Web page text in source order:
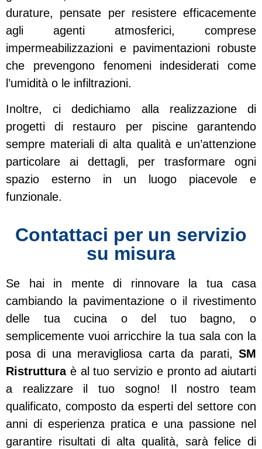
durature, pensate per resistere efficacemente
agli agenti atmosferici, comprese
impermeabilizzazioni e pavimentazioni robuste
che prevengono fenomeni indesiderati come
l’umidità o le infiltrazioni.
Inoltre, ci dedichiamo alla realizzazione di
progetti di restauro per piscine garantendo
sempre materiali di alta qualità e un’attenzione
particolare ai dettagli, per trasformare ogni
spazio esterno in un luogo piacevole e
funzionale.
Contattaci per un servizio
su misura
Se hai in mente di rinnovare la tua casa
cambiando la pavimentazione o il rivestimento
delle tua cucina o del tuo bagno, o
semplicemente vuoi arricchire la tua sala con la
posa di una meravigliosa carta da parati, SM
Ristrutturaè al tuo servizio e pronto ad aiutarti
a realizzare il tuo sogno! Il nostro team
qualificato, composto da esperti del settore con
anni di esperienza pratica e una passione nel
garantire risultati di alta qualità, sarà felice di